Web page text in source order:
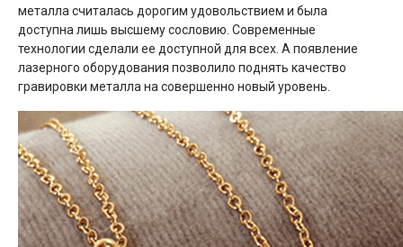
металла считалась дорогим удовольствием и была
доступна лишь высшему сословию. Современные
технологии сделали ее доступной для всех. А появление
лазерного оборудования позволило поднять качество
гравировки металла на совершенно новый уровень.